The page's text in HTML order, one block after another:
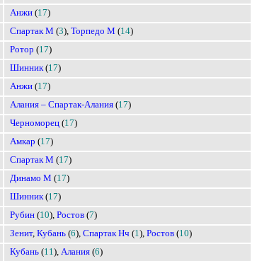
Анжи(17)
Спартак М (3), Торпедо М (14)
Ротор (17)
Шинник(17)
Анжи(17)
Алания – Спартак-Алания(17)
Черноморец(17)
Амкар (17)
Спартак М (17)
Динамо М (17)
Шинник(17)
Рубин(10), Ростов(7)
Зенит, Кубань(6), Спартак Нч (1), Ростов(10)
Кубань(11), Алания(6)